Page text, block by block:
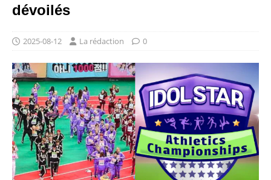
dévoilés
2025-08-12 La rédaction 0